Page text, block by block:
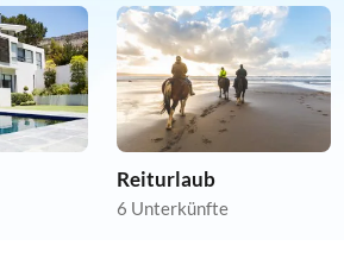
Reiturlaub
6 Unterkünfte